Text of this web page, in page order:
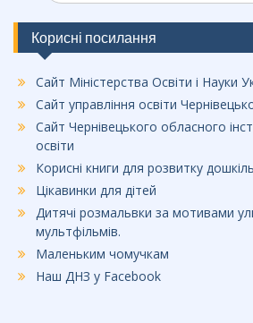
Корисні посилання
Сайт Міністерства Освіти і Науки
Сайт управління освіти
Сайт Чернівецького обласного
освіти
Корисні книги для розвитку
Цікавинки для дітей
Дитячі розмальвки за мотивами
мультфільмів.
Маленьким чомучкам
Наш ДНЗ у Facebook